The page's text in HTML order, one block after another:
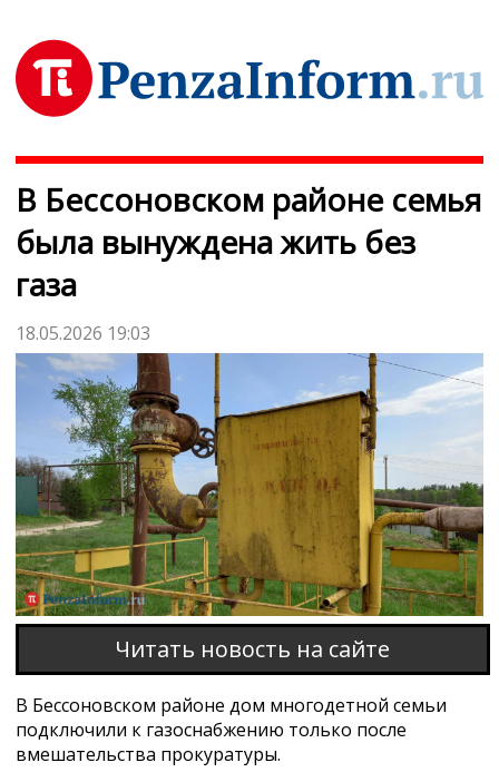
В Бессоновском районе семья
была вынуждена жить без
газа
18.05.2026 19:03
Читать новость на сайте
В Бессоновском районе дом многодетной семьи
подключили к газоснабжению только после
вмешательства прокуратуры.